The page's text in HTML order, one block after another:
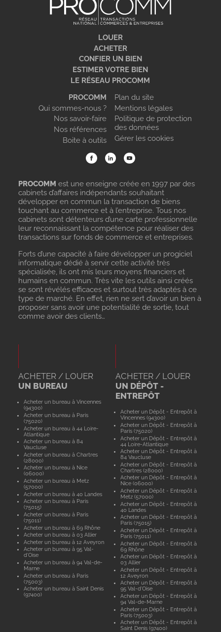
LOUER
ACHETER
CONFIER UN BIEN
ESTIMER VOTRE BIEN
LE RÉSEAU PROCOMM
PROCOMM
Qui sommes-nous ?
Nos savoir-faire
Nos références
Boite à outils
Plan du site
Mentions légales
Politique de protection
des données
Gérer les cookies
PROCOMM est une enseigne créée en 1997 par des
cabinets d’affaires indépendants souhaitant
développer en commun la transaction de biens
touchant au commerce et à l’entreprise. Tous nos
cabinets sont détenteurs d’une carte professionnelle
leur reconnaissant la compétence pour réaliser des
transactions sur fonds de commerce et entreprises.
Forts d’une capacité à faire développer un progiciel
informatique dédié à servir cette activité très
spécialisée, ils ont mis leurs moyens financiers et
humains en commun. Très vite les outils ainsi créés
se sont révélés efficaces et surtout très adaptés à ce
type de marché. En effet, rien ne sert d’avoir un bien à
proposer sans avoir une potentialité de sortie, tout
comme avoir des clients…
ACHETER / LOUER
UN BUREAU
Acheter un bureau à Vincennes
(94300)
Acheter un bureau à Paris
(75020)
Acheter un bureau à 44 Loire-
Atlantique
Acheter un bureau à 84
Vaucluse
Acheter un bureau à Chartres
(28000)
Acheter un bureau à Nice
(06000)
Acheter un bureau à Metz
(57000)
Acheter un bureau à 40 Landes
Acheter un bureau à Paris
(75015)
Acheter un bureau à Paris
(75011)
Acheter un bureau à 69 Rhône
Acheter un bureau à 03 Allier
Acheter un bureau à 12 Aveyron
Acheter un bureau à 95 Val-
d'Oise
Acheter un bureau à 94 Val-de-
Marne
Acheter un bureau à Paris
(75003)
Acheter un bureau à Saint Denis
(97400)
ACHETER / LOUER
UN DÉPÔT -
ENTREPÔT
Acheter un Dépôt - Entrepôt à
Vincennes (94300)
Acheter un Dépôt - Entrepôt à
Paris (75020)
Acheter un Dépôt - Entrepôt à
44 Loire-Atlantique
Acheter un Dépôt - Entrepôt à
84 Vaucluse
Acheter un Dépôt - Entrepôt à
Chartres (28000)
Acheter un Dépôt - Entrepôt à
Nice (06000)
Acheter un Dépôt - Entrepôt à
Metz (57000)
Acheter un Dépôt - Entrepôt à
40 Landes
Acheter un Dépôt - Entrepôt à
Paris (75015)
Acheter un Dépôt - Entrepôt à
Paris (75011)
Acheter un Dépôt - Entrepôt à
69 Rhône
Acheter un Dépôt - Entrepôt à
03 Allier
Acheter un Dépôt - Entrepôt à
12 Aveyron
Acheter un Dépôt - Entrepôt à
95 Val-d'Oise
Acheter un Dépôt - Entrepôt à
94 Val-de-Marne
Acheter un Dépôt - Entrepôt à
Paris (75003)
Acheter un Dépôt - Entrepôt à
Saint Denis (97400)